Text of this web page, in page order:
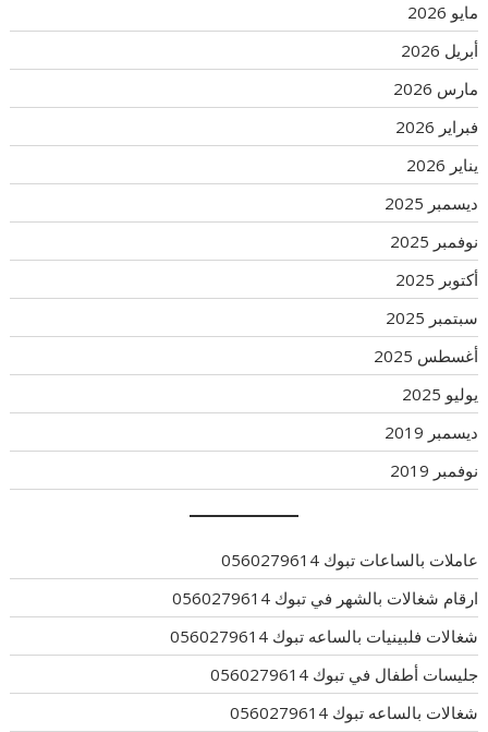
مايو 2026
أبريل 2026
مارس 2026
فبراير 2026
يناير 2026
ديسمبر 2025
نوفمبر 2025
أكتوبر 2025
سبتمبر 2025
أغسطس 2025
يوليو 2025
ديسمبر 2019
نوفمبر 2019
عاملات بالساعات تبوك 0560279614
ارقام شغالات بالشهر في تبوك 0560279614
شغالات فلبينيات بالساعه تبوك 0560279614
جليسات أطفال في تبوك 0560279614
شغالات بالساعه تبوك 0560279614